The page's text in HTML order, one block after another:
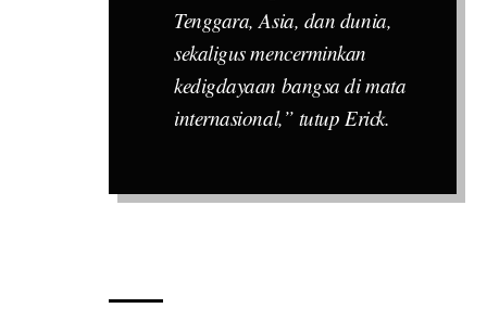
Tenggara, Asia, dan dunia,
sekaligus mencerminkan
kedigdayaan bangsa di mata
internasional,” tutup Erick.